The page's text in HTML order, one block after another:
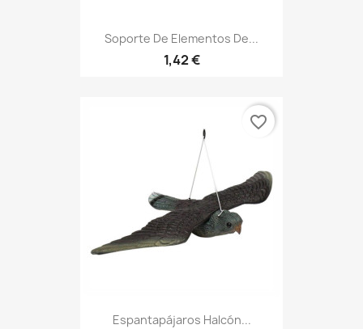
Soporte De Elementos De...
1,42 €
Espantapájaros Halcón...
favorite_border